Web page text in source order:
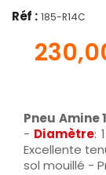
Réf : 185-R14C
Pneu Amine
- Diamètre:
Excellente
sol mouillé -